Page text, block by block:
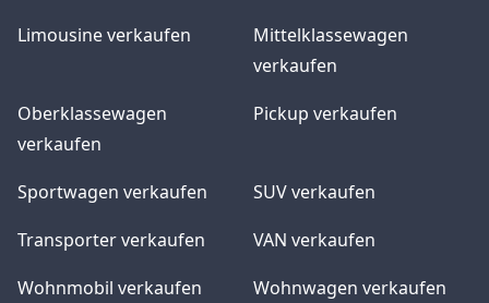
Limousine verkaufen
Mittelklassewagen
verkaufen
Oberklassewagen
verkaufen
Pickup verkaufen
Sportwagen verkaufen
SUV verkaufen
Transporter verkaufen
VAN verkaufen
Wohnmobil verkaufen
Wohnwagen verkaufen